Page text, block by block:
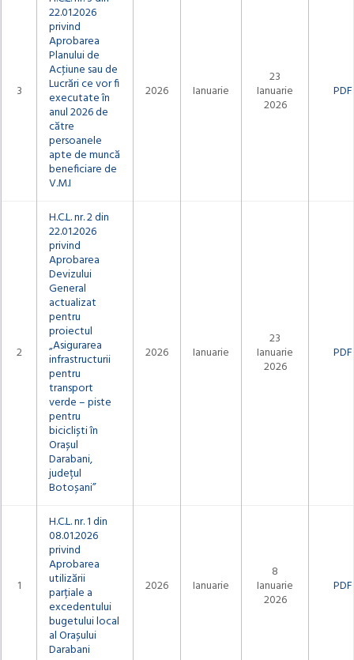
3
22.01.2026
privind
Aprobarea
Planului de
Acţiune sau de
Lucrări ce vor fi
executate în
anul 2026 de
către
persoanele
apte de muncă
beneficiare de
V.M.I
2026 Ianuarie
23
Ianuarie
2026
PDF
2
H.C.L. nr. 2 din
22.01.2026
privind
Aprobarea
Devizului
General
actualizat
pentru
proiectul
„Asigurarea
infrastructurii
pentru
transport
verde – piste
pentru
bicicliști în
Orașul
Darabani,
județul
Botoșani”
2026 Ianuarie
23
Ianuarie
2026
PDF
1
H.C.L. nr. 1 din
08.01.2026
privind
Aprobarea
utilizării
parțiale a
excedentului
bugetului local
al Orașului
Darabani
2026 Ianuarie
8
Ianuarie
2026
PDF